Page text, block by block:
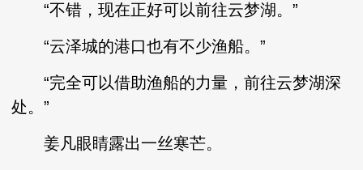
“不错，现在正好可以前往云梦湖。”
“云泽城的港口也有不少渔船。”
“完全可以借助渔船的力量，前往云梦湖深
处。”
姜凡眼睛露出一丝寒芒。